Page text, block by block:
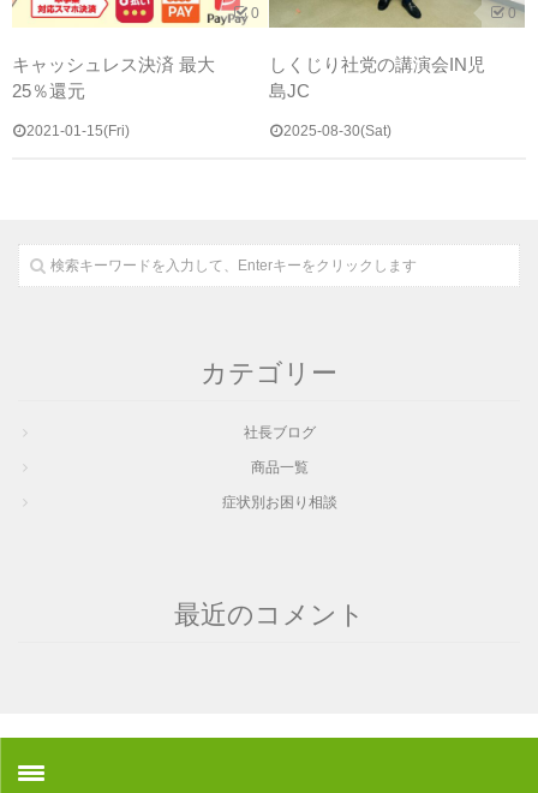
0
キャッシュレス決済 最大
25％還元
2021-01-15(Fri)
0
しくじり社党の講演会IN児
島JC
2025-08-30(Sat)
カテゴリー
社長ブログ
商品一覧
症状別お困り相談
最近のコメント